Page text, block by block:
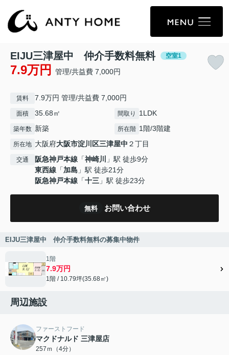
EIJU三津屋中 仲介手数料無料 空室1
7.9万円 管理/共益費 7,000円
賃料 7.9万円 管理/共益費 7,000円
面積 35.68㎡ 間取り 1LDK
築年数 新築 所在階 1階/3階建
所在地 大阪府大阪市淀川区三津屋中 ２丁目
交通 阪急神戸本線 「神崎川
」駅 徒歩9分
東西線 「加島 」駅 徒歩21分
阪急神戸本線 「十三 」駅 徒歩23分
無料 お問い合わせ
EIJU三津屋中 仲介手数料無料の募集中物件
1階
7.9万円
1階 / 10.79坪(35.68㎡)
周辺施設
ファーストフード
マクドナルド 三津屋店
257ｍ（4分）